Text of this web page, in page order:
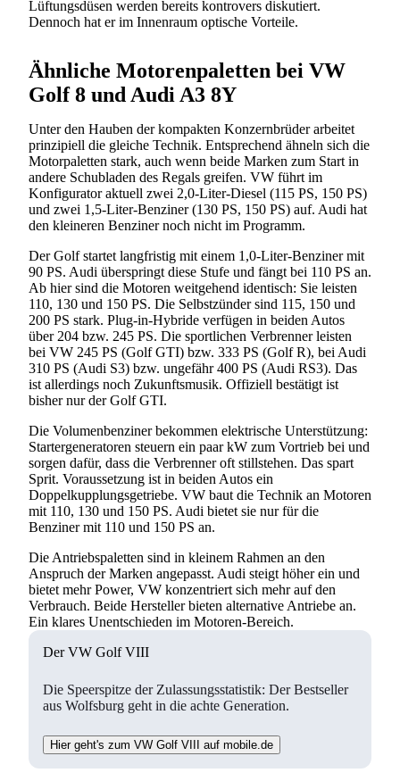
Lüftungsdüsen werden bereits kontrovers diskutiert.
Dennoch hat er im Innenraum optische Vorteile.
Ähnliche Motorenpaletten bei VW
Golf 8 und Audi A3 8Y
Unter den Hauben der kompakten Konzernbrüder arbeitet
prinzipiell die gleiche Technik. Entsprechend ähneln sich die
Motorpaletten stark, auch wenn beide Marken zum Start in
andere Schubladen des Regals greifen. VW führt im
Konfigurator aktuell zwei 2,0-Liter-Diesel (115 PS, 150 PS)
und zwei 1,5-Liter-Benziner (130 PS, 150 PS) auf. Audi hat
den kleineren Benziner noch nicht im Programm.
Der Golf startet langfristig mit einem 1,0-Liter-Benziner mit
90 PS. Audi überspringt diese Stufe und fängt bei 110 PS an.
Ab hier sind die Motoren weitgehend identisch: Sie leisten
110, 130 und 150 PS. Die Selbstzünder sind 115, 150 und
200 PS stark. Plug-in-Hybride verfügen in beiden Autos
über 204 bzw. 245 PS. Die sportlichen Verbrenner leisten
bei VW 245 PS (Golf GTI) bzw. 333 PS (Golf R), bei Audi
310 PS (Audi S3) bzw. ungefähr 400 PS (Audi RS3). Das
ist allerdings noch Zukunftsmusik. Offiziell bestätigt ist
bisher nur der Golf GTI.
Die Volumenbenziner bekommen elektrische Unterstützung:
Startergeneratoren steuern ein paar kW zum Vortrieb bei und
sorgen dafür, dass die Verbrenner oft stillstehen. Das spart
Sprit. Voraussetzung ist in beiden Autos ein
Doppelkupplungsgetriebe. VW baut die Technik an Motoren
mit 110, 130 und 150 PS. Audi bietet sie nur für die
Benziner mit 110 und 150 PS an.
Die Antriebspaletten sind in kleinem Rahmen an den
Anspruch der Marken angepasst. Audi steigt höher ein und
bietet mehr Power, VW konzentriert sich mehr auf den
Verbrauch. Beide Hersteller bieten alternative Antriebe an.
Ein klares Unentschieden im Motoren-Bereich.
Der VW Golf VIII
Die Speerspitze der Zulassungsstatistik: Der Bestseller
aus Wolfsburg geht in die achte Generation.
Hier geht's zum VW Golf VIII auf mobile.de